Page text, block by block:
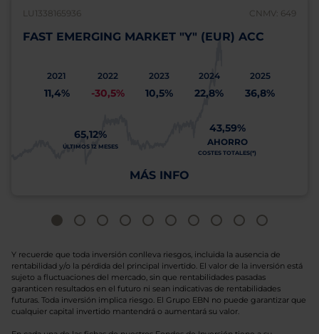
LU1338165936 CNMV: 649
FAST EMERGING MARKET "Y" (EUR) ACC
2021
11,4%
2022
-30,5%
2023
10,5%
2024
22,8%
2025
36,8%
65,12%
ÚLTIMOS 12 MESES
43,59%
AHORRO
COSTES TOTALES(*)
MÁS INFO
Y recuerde que toda inversión conlleva riesgos, incluida la ausencia de
rentabilidad y/o la pérdida del principal invertido. El valor de la inversión está
sujeto a fluctuaciones del mercado, sin que rentabilidades pasadas
garanticen resultados en el futuro ni sean indicativas de rentabilidades
futuras. Toda inversión implica riesgo. El Grupo EBN no puede garantizar que
cualquier capital invertido mantendrá o aumentará su valor.